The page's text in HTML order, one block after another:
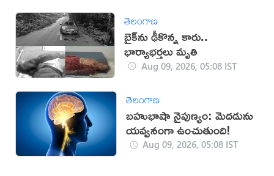
తెలంగాణ
బైక్‌ను ఢీకొన్న కారు..
భార్యాభర్తలు మృతి
Aug 09, 2026, 05:08 IST
తెలంగాణ
బహుభాషా నైపుణ్యం: మెదడును
యవ్వనంగా ఉంచుతుంది!
Aug 09, 2026, 05:08 IST